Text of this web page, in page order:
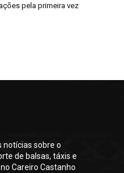
pela primeira vez
notícias sobre o
de balsas, táxis e
Careiro Castanho